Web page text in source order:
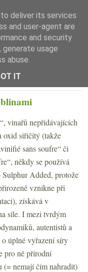
vinařů nepřidávajících
oxid siřičitý (takže
sans soufre“ či
někdy se používá
Added, protože
vznikne při
získává v
síle. I mezi tvrdým
autentistů a
úplné vyřazení síry
pro ně přírodní
(= nemají čím nahradit)
deliver its services
and user-agent are
and security
usage
abuse.
IT